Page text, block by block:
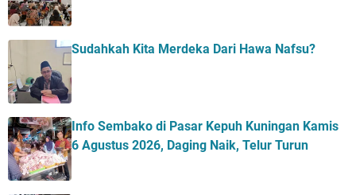
Sudahkah Kita Merdeka Dari Hawa Nafsu?
Info Sembako di Pasar Kepuh Kuningan Kamis
6 Agustus 2026, Daging Naik, Telur Turun